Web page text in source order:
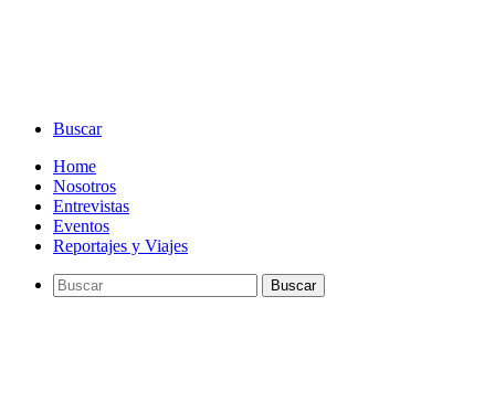
Buscar
Home
Nosotros
Entrevistas
Eventos
Reportajes y Viajes
Buscar